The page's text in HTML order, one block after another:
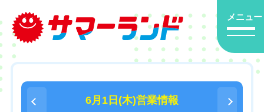
メニュー
6月1日(木)営業情報